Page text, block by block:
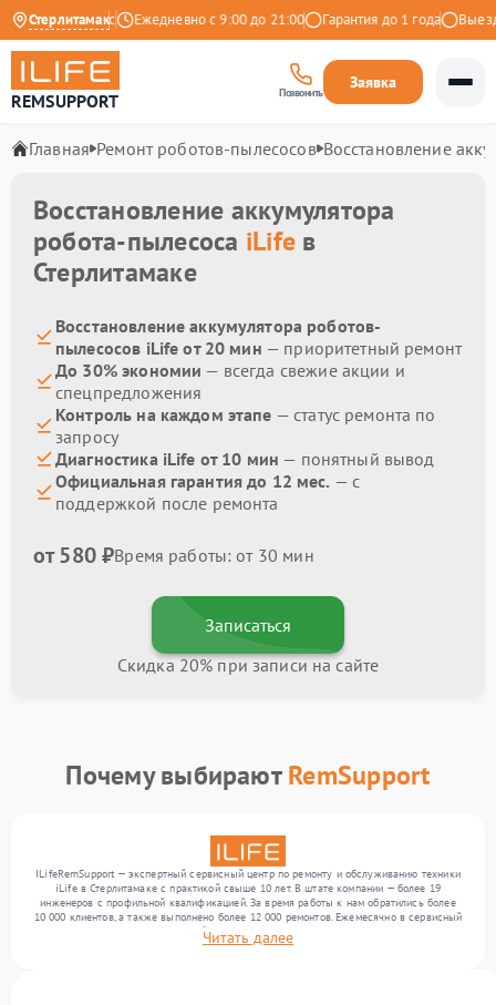
Стерлитамак
4.9 на Яндекс Ежедневно с 9:00 до 21:00 Гарантия до 1 года Выезд
REMSUPPORT Позвонить
Заявка
Главная Ремонт роботов-пылесосов Восстановление
Восстановление аккумулятора
робота-пылесоса iLife в
Стерлитамаке
Восстановление аккумулятора роботов-
пылесосов iLife от 20 мин — приоритетный ремонт
До 30% экономии — всегда свежие акции и
спецпредложения
Контроль на каждом этапе — статус ремонта по
запросу
Диагностика iLife от 10 мин — понятный вывод
Официальная гарантия до 12 мес. — с
поддержкой после ремонта
от 580 ₽Время работы: от 30 мин
Записаться
Скидка 20% при записи на сайте
Почему выбираютRemSupport
ILifeRemSupport — экспертный сервисный центр по ремонту и обслуживанию техники
iLife в Стерлитамаке с практикой свыше 10 лет. В штате компании — более 19
инженеров с профильной квалификацией. За время работы к нам обратились более
10 000 клиентов, а также выполнено более 12 000 ремонтов. Ежемесячно в сервисный
центр поступает более 300 устройств, включая , , . Мы работаем с широким спектром
неисправностей и обеспечиваем надежный результат благодаря использованию
Читать далее